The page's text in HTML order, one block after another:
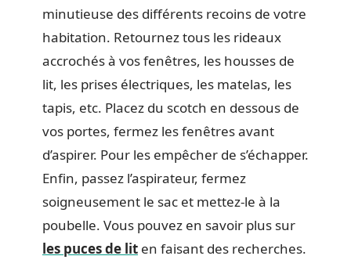
minutieuse des différents recoins de votre
habitation. Retournez tous les rideaux
accrochés à vos fenêtres, les housses de
lit, les prises électriques, les matelas, les
tapis, etc. Placez du scotch en dessous de
vos portes, fermez les fenêtres avant
d’aspirer. Pour les empêcher de s’échapper.
Enfin, passez l’aspirateur, fermez
soigneusement le sac et mettez-le à la
poubelle. Vous pouvez en savoir plus sur
les puces de lit en faisant des recherches.